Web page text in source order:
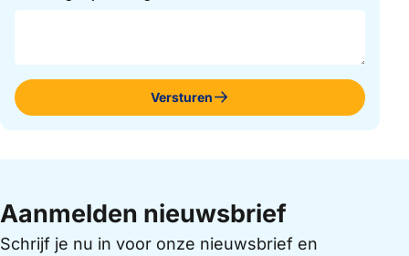
Versturen
Aanmelden nieuwsbrief
Schrijf je nu in voor onze nieuwsbrief en